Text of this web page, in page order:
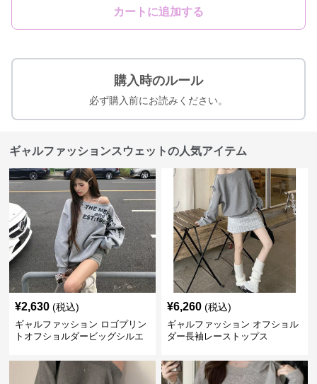
カートに追加する
購入時のルール
必ず購入前にお読みください。
ギャルファッションスウェットの人気アイテム
¥2,630 (税込)
ギャルファッション ロゴプリン
トオフショルダービッグシルエ
¥6,260 (税込)
ギャルファッション オフショル
ダー長袖レーストップス